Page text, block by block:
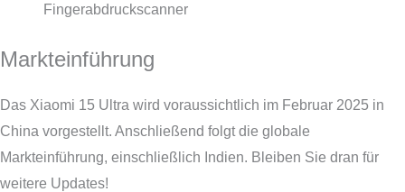
Fingerabdruckscanner
Markteinführung
Das Xiaomi 15 Ultra wird voraussichtlich im Februar 2025 in
China vorgestellt. Anschließend folgt die globale
Markteinführung, einschließlich Indien. Bleiben Sie dran für
weitere Updates!